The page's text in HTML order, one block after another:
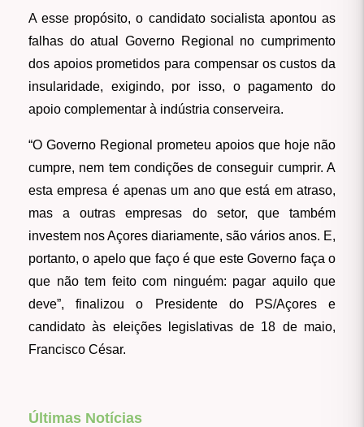
A esse propósito, o candidato socialista apontou as
falhas do atual Governo Regional no cumprimento
dos apoios prometidos para compensar os custos da
insularidade, exigindo, por isso, o pagamento do
apoio complementar à indústria conserveira.
“O Governo Regional prometeu apoios que hoje não
cumpre, nem tem condições de conseguir cumprir. A
esta empresa é apenas um ano que está em atraso,
mas a outras empresas do setor, que também
investem nos Açores diariamente, são vários anos. E,
portanto, o apelo que faço é que este Governo faça o
que não tem feito com ninguém: pagar aquilo que
deve”, finalizou o Presidente do PS/Açores e
candidato às eleições legislativas de 18 de maio,
Francisco César.
Últimas Notícias